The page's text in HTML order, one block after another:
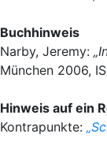
Buchhinweis
Narby, Jeremy:
München 2006,
Hinweis auf ein
Kontrapunkte: